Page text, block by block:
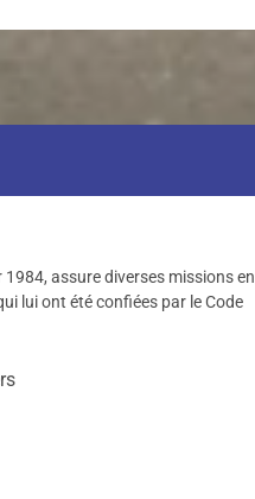
1984, assure diverses missions en
lui ont été confiées par le Code